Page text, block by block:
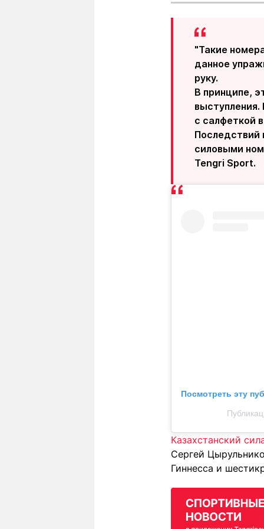
"Такие
данное
руку.
В принципе,
с салфеткой
Последствий
силовыми
Tengri Sport.
Посмотреть эту
Казахстанский
Сергей
Гиннесса и